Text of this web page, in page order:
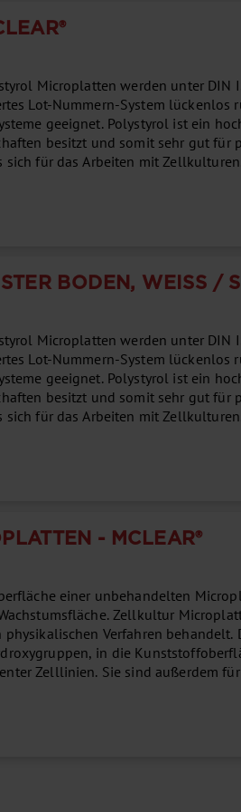
Microplatten werden unter
Lot-Nummern-System lückenlos
geeignet. Polystyrol ist ein
besitzt und somit sehr gut für
sich für das Arbeiten mit
BODEN, WEISS /
Microplatten werden unter
Lot-Nummern-System lückenlos
geeignet. Polystyrol ist ein
besitzt und somit sehr gut für
sich für das Arbeiten mit
- ΜCLEAR®
einer unbehandelten
Zellkultur
Verfahren
in die
Zelllinien. Sie sind außerdem